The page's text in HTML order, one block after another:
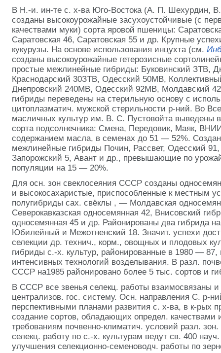
В Н.-и. ин-те с. х-ва Юго-Востока (А. П. Шехурдин,
созданы высокоурожайные засухоустойчивые (с
качествами муки) сорта яровой пшеницы:
Саратовская 46, Саратовская 55 и др. Крупные
кукурузы. На основе использования инцухта (см.
созданы высокоурожайные гетерозисные
простые межлинейные гибриды: Буковинский ЗТВ,
Краснодарский 30ЗТВ, Одесский 50МВ,
Днепровский 240МВ, Одесский 92МВ, Молдавский
гибриды переведены на стерильную основу с
цитоплазматич. мужской стерильности р-ний. Во
масличных культур им. В. С. Пустовойта выведены
сорта подсолнечника: Смена, Передовик, Маяк,
содержанием масла, в семенах до 51 — 52%.
межлинейные гибриды Почин, Рассвет, Одесский
Запорожский 5, Авант и др., превышающие по
популяции на 15 — 20%.
Для осн. зон свеклосеяния СССР созданы
и высокосахаристые, приспособленные к местным
полугибриды сах. свёклы , — Молдавская
Северокавказская односемянная 42, Внисовский
односемянная 45 и др. Районированы два гибрида
Юбилейный и Межотненский 18. Значит. успехи
селекции др. технич., корм., овощных и плодовых
гибриды с.-х. культур, районированные в 1980 —
интенсивных технологий возделывания. В разл.
СССР на1985 районировано более 5 тыс. сортов и
В СССР все звенья селекц. работы взаимосвязаны
централизов. гос. систему. Осн. направления С. р-
перспективными планами развития с. х-ва, в к-рых
создание сортов, обладающих определ. качествами
требованиям почвенно-климатич. условий разл.
селекц. работу по с.-х. культурам ведут св. 400
улучшения селекционно-семеноводч. работы по